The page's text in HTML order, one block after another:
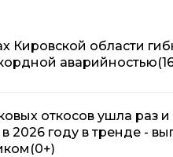
Кировской области
аварийностью
откосов ушла раз и
2026 году в тренде -
(0+)